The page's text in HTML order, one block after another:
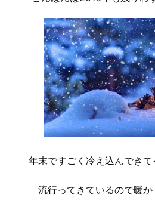
年末ですごく冷え込んでき
流行ってきているので暖か